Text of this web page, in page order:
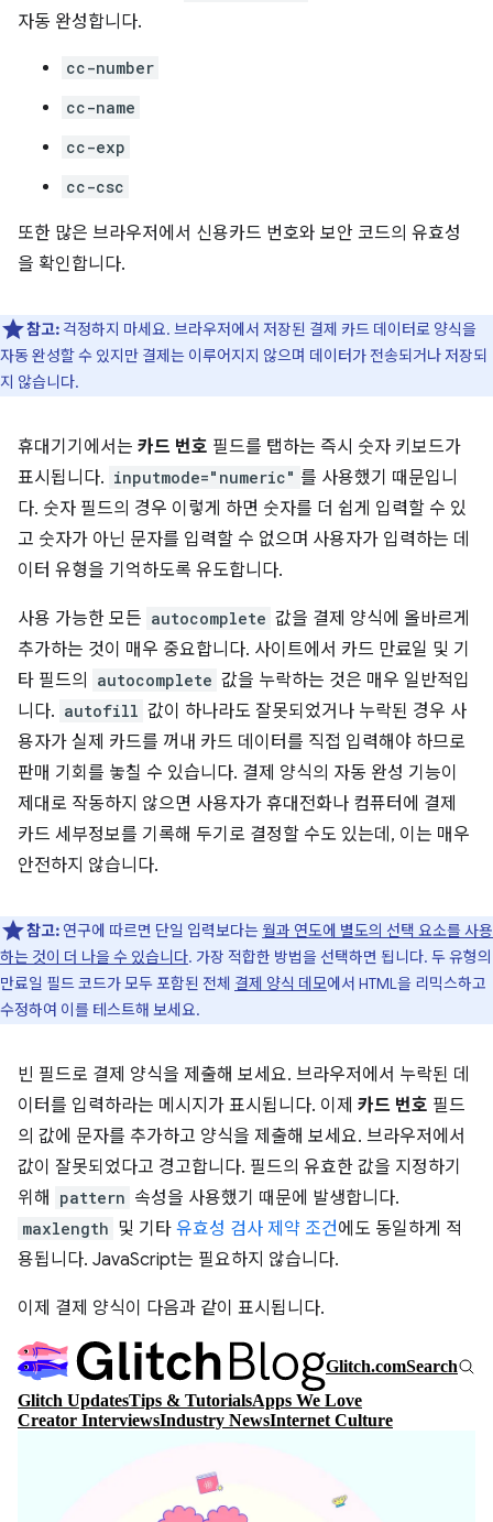
자동 완성합니다.
cc-number
cc-name
cc-exp
cc-csc
또한 많은 브라우저에서 신용카드 번호와 보안 코드의 유효성
을 확인합니다.
참고: 걱정하지 마세요. 브라우저에서 저장된 결제 카드 데이터로 양식을
자동 완성할 수 있지만 결제는 이루어지지 않으며 데이터가 전송되거나 저장되
지 않습니다.
휴대기기에서는 카드 번호 필드를 탭하는 즉시 숫자 키보드가
표시됩니다. inputmode="numeric" 를 사용했기 때문입니
다. 숫자 필드의 경우 이렇게 하면 숫자를 더 쉽게 입력할 수 있
고 숫자가 아닌 문자를 입력할 수 없으며 사용자가 입력하는 데
이터 유형을 기억하도록 유도합니다.
사용 가능한 모든 autocomplete 값을 결제 양식에 올바르게
추가하는 것이 매우 중요합니다. 사이트에서 카드 만료일 및 기
타 필드의
autocomplete 값을 누락하는 것은 매우 일반적입
니다. autofill 값이 하나라도 잘못되었거나 누락된 경우 사
용자가 실제 카드를 꺼내 카드 데이터를 직접 입력해야 하므로
판매 기회를 놓칠 수 있습니다. 결제 양식의 자동 완성 기능이
제대로 작동하지 않으면 사용자가 휴대전화나 컴퓨터에 결제
카드 세부정보를 기록해 두기로 결정할 수도 있는데, 이는 매우
안전하지 않습니다.
참고: 연구에 따르면 단일 입력보다는 월과 연도에 별도의 선택 요소를 사용
하는 것이 더 나을 수 있습니다. 가장 적합한 방법을 선택하면 됩니다. 두 유형의
만료일 필드 코드가 모두 포함된 전체 결제 양식 데모에서 HTML을 리믹스하고
수정하여 이를 테스트해 보세요.
빈 필드로 결제 양식을 제출해 보세요. 브라우저에서 누락된 데
이터를 입력하라는 메시지가 표시됩니다. 이제 카드 번호 필드
의 값에 문자를 추가하고 양식을 제출해 보세요. 브라우저에서
값이 잘못되었다고 경고합니다. 필드의 유효한 값을 지정하기
위해
pattern 속성을 사용했기 때문에 발생합니다.
maxlength 및 기타 유효성 검사 제약 조건에도 동일하게 적
용됩니다. JavaScript는 필요하지 않습니다.
이제 결제 양식이 다음과 같이 표시됩니다.